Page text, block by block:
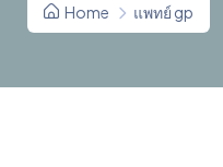
Home แพทย์ gp